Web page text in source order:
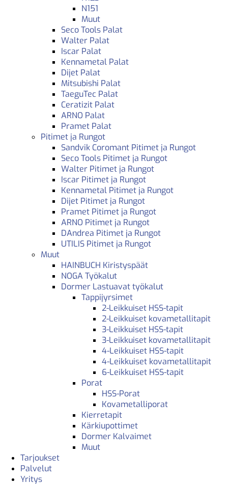
N151
Muut
Seco Tools Palat
Walter Palat
Iscar Palat
Kennametal Palat
Dijet Palat
Mitsubishi Palat
TaeguTec Palat
Ceratizit Palat
ARNO Palat
Pramet Palat
Pitimet ja Rungot
Sandvik Coromant Pitimet ja Rungot
Seco Tools Pitimet ja Rungot
Walter Pitimet ja Rungot
Iscar Pitimet ja Rungot
Kennametal Pitimet ja Rungot
Dijet Pitimet ja Rungot
Pramet Pitimet ja Rungot
ARNO Pitimet ja Rungot
DAndrea Pitimet ja Rungot
UTILIS Pitimet ja Rungot
Muut
HAINBUCH Kiristyspäät
NOGA Työkalut
Dormer Lastuavat työkalut
Tappijyrsimet
2-Leikkuiset HSS-tapit
2-Leikkuiset kovametallitapit
3-Leikkuiset HSS-tapit
3-Leikkuiset kovametallitapit
4-Leikkuiset HSS-tapit
4-Leikkuiset kovametallitapit
6-Leikkuiset HSS-tapit
Porat
HSS-Porat
Kovametalliporat
Kierretapit
Kärkiupottimet
Dormer Kalvaimet
Muut
Tarjoukset
Palvelut
Yritys